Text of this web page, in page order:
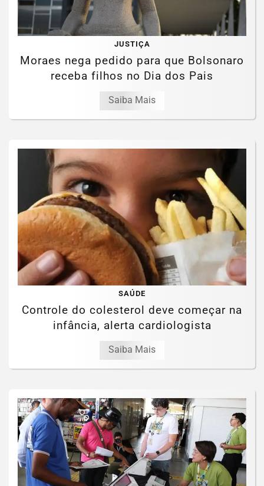
JUSTIÇA
Moraes nega pedido para que Bolsonaro
receba filhos no Dia dos Pais
Saiba Mais
SAÚDE
Controle do colesterol deve começar na
infância, alerta cardiologista
Saiba Mais